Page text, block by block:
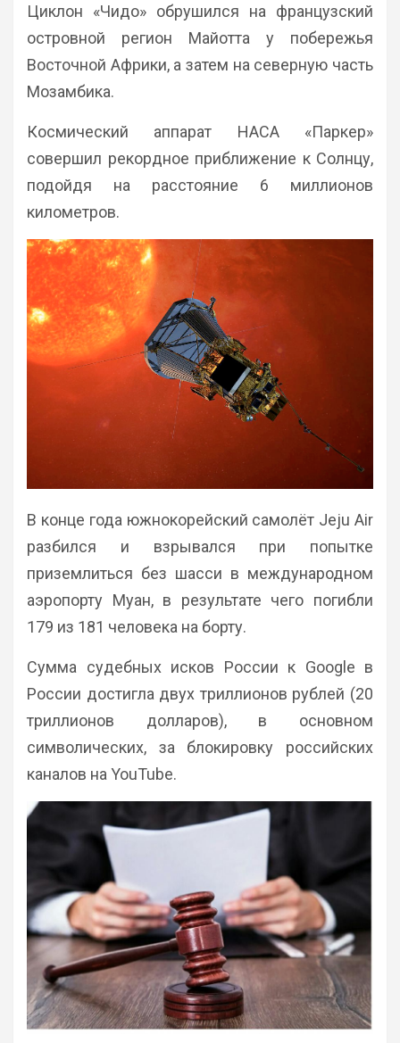
Циклон «Чидо» обрушился на французский
островной регион Майотта у побережья
Восточной Африки, а затем на северную часть
Мозамбика.
Космический аппарат НАСА «Паркер»
совершил рекордное приближение к Солнцу,
подойдя на расстояние 6 миллионов
километров.
В конце года южнокорейский самолёт Jeju Air
разбился и взрывался при попытке
приземлиться без шасси в международном
аэропорту Муан, в результате чего погибли
179 из 181 человека на борту.
Сумма судебных исков России к Google в
России достигла двух триллионов рублей (20
триллионов долларов), в основном
символических, за блокировку российских
каналов на YouTube.